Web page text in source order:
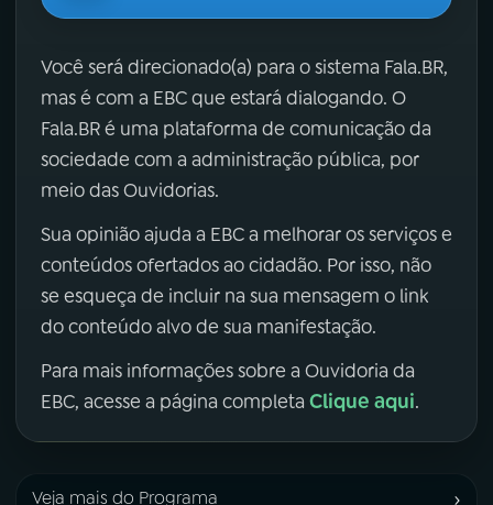
Você será direcionado(a) para o sistema Fala.BR,
mas é com a EBC que estará dialogando. O
Fala.BR é uma plataforma de comunicação da
sociedade com a administração pública, por
meio das Ouvidorias.
Sua opinião ajuda a EBC a melhorar os serviços e
conteúdos ofertados ao cidadão. Por isso, não
se esqueça de incluir na sua mensagem o link
do conteúdo alvo de sua manifestação.
Para mais informações sobre a Ouvidoria da
EBC, acesse a página completa Clique aqui.
Veja mais do Programa